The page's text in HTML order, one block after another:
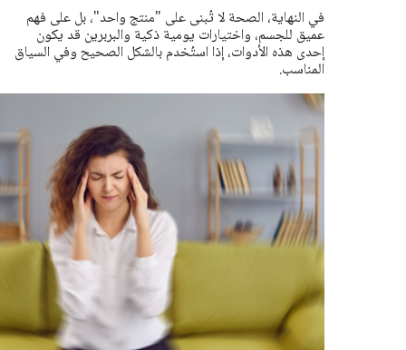
في النهاية، الصحة لا تُبنى على "منتج واحد"، بل على فهم
عميق للجسم، واختيارات يومية ذكية والبربرين قد يكون
إحدى هذه الأدوات، إذا استُخدم بالشكل الصحيح وفي السياق
المناسب.